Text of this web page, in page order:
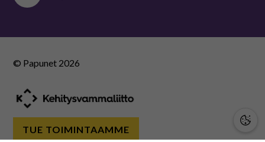
© Papunet 2026
TUE TOIMINTAAMME